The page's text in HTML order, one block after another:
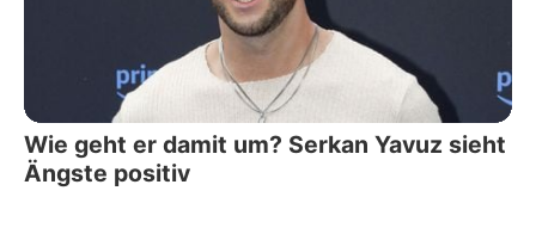
Wie geht er damit um? Serkan Yavuz sieht
Ängste positiv